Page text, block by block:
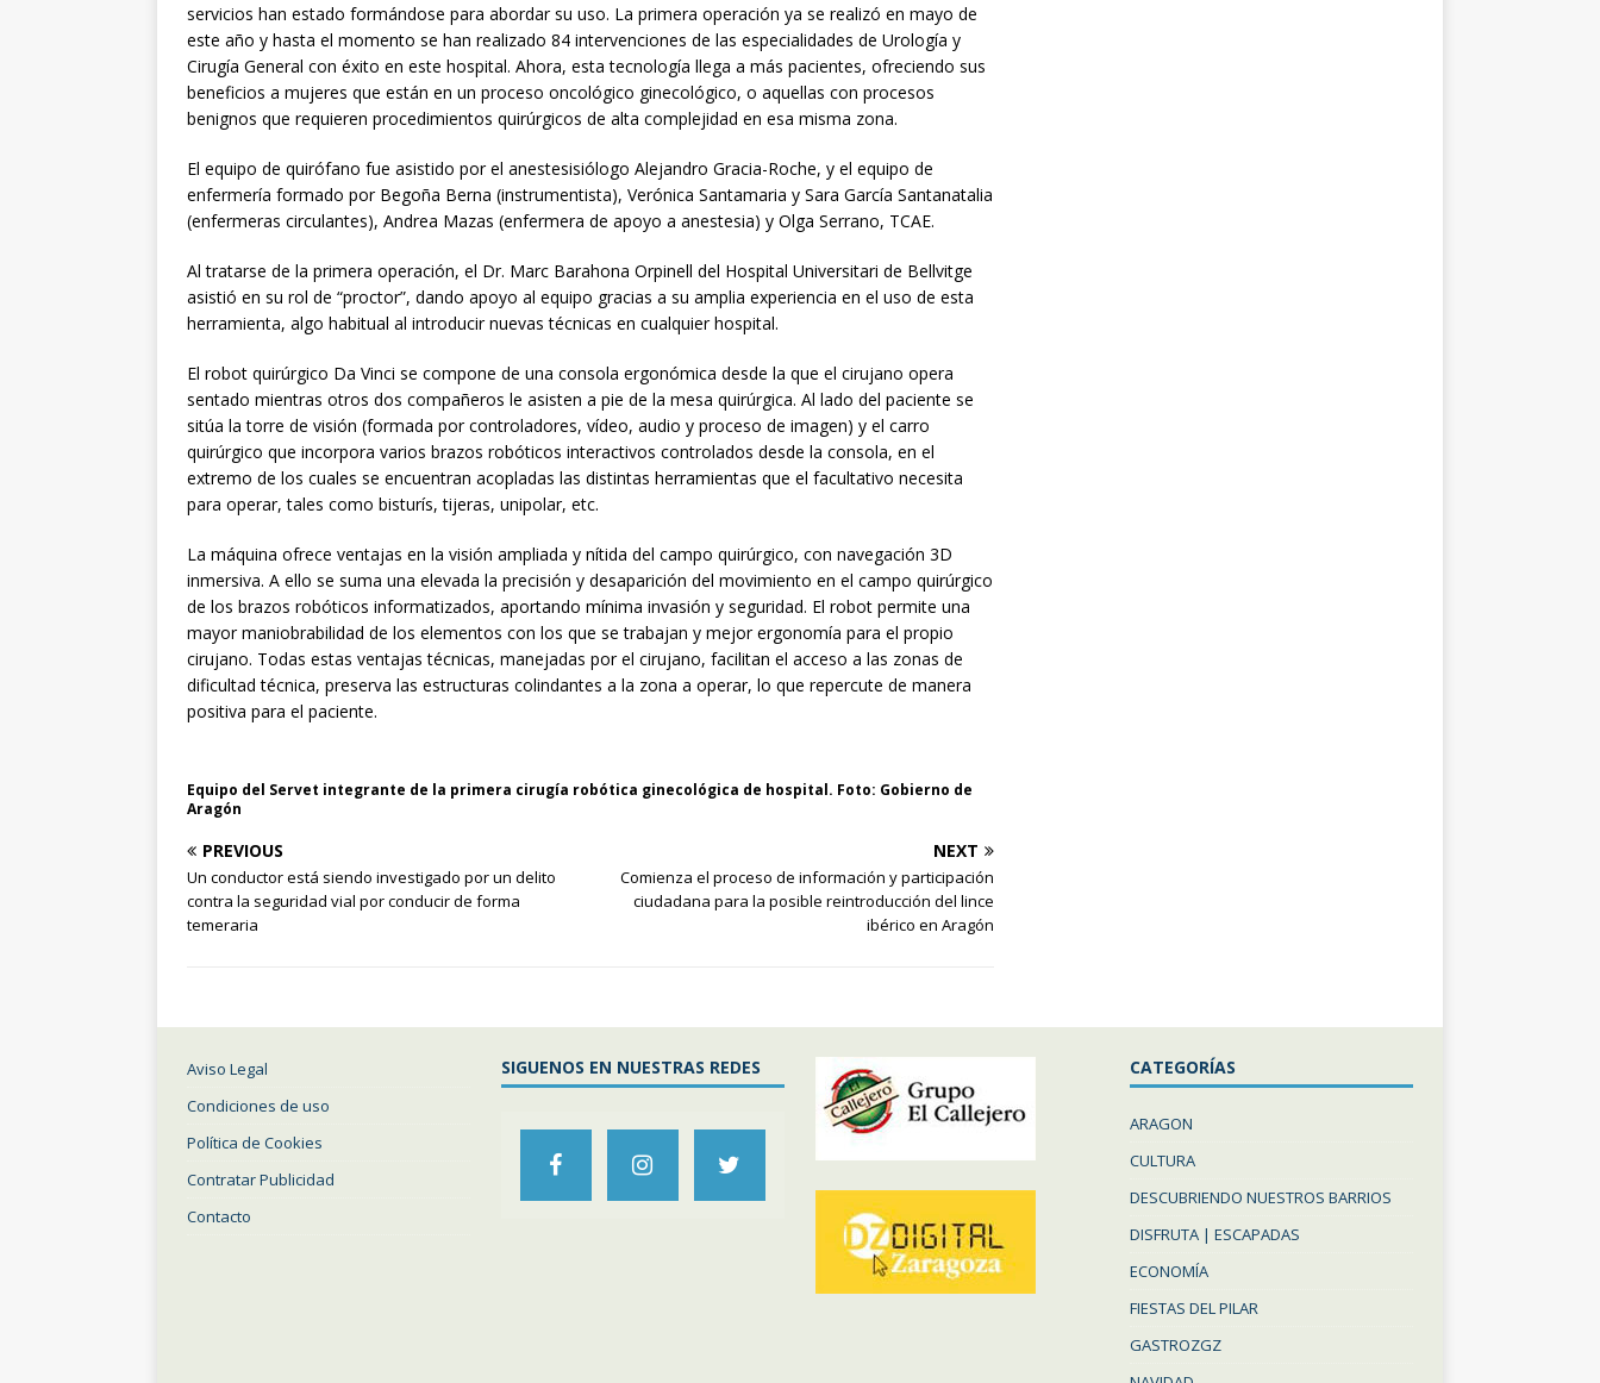
servicios han estado formándose para abordar su uso. La primera operación ya se realizó en mayo de
este año y hasta el momento se han realizado 84 intervenciones de las especialidades de Urología y
Cirugía General con éxito en este hospital. Ahora, esta tecnología llega a más pacientes, ofreciendo sus
beneficios a mujeres que están en un proceso oncológico ginecológico, o aquellas con procesos
benignos que requieren procedimientos quirúrgicos de alta complejidad en esa misma zona.
El equipo de quirófano fue asistido por el anestesisiólogo Alejandro Gracia-Roche, y el equipo de
enfermería formado por Begoña Berna (instrumentista), Verónica Santamaria y Sara García Santanatalia
(enfermeras circulantes), Andrea Mazas (enfermera de apoyo a anestesia) y Olga Serrano, TCAE.
Al tratarse de la primera operación, el Dr. Marc Barahona Orpinell del Hospital Universitari de Bellvitge
asistió en su rol de “proctor”, dando apoyo al equipo gracias a su amplia experiencia en el uso de esta
herramienta, algo habitual al introducir nuevas técnicas en cualquier hospital.
El robot quirúrgico Da Vinci se compone de una consola ergonómica desde la que el cirujano opera
sentado mientras otros dos compañeros le asisten a pie de la mesa quirúrgica. Al lado del paciente se
sitúa la torre de visión (formada por controladores, vídeo, audio y proceso de imagen) y el carro
quirúrgico que incorpora varios brazos robóticos interactivos controlados desde la consola, en el
extremo de los cuales se encuentran acopladas las distintas herramientas que el facultativo necesita
para operar, tales como bisturís, tijeras, unipolar, etc.
La máquina ofrece ventajas en la visión ampliada y nítida del campo quirúrgico, con navegación 3D
inmersiva. A ello se suma una elevada la precisión y desaparición del movimiento en el campo quirúrgico
de los brazos robóticos informatizados, aportando mínima invasión y seguridad. El robot permite una
mayor maniobrabilidad de los elementos con los que se trabajan y mejor ergonomía para el propio
cirujano. Todas estas ventajas técnicas, manejadas por el cirujano, facilitan el acceso a las zonas de
dificultad técnica, preserva las estructuras colindantes a la zona a operar, lo que repercute de manera
positiva para el paciente.
Equipo del Servet integrante de la primera cirugía robótica ginecológica de hospital. Foto: Gobierno de
Aragón
PREVIOUS
Un conductor está siendo investigado por un delito
contra la seguridad vial por conducir de forma
temeraria
NEXT
Comienza el proceso de información y participación
ciudadana para la posible reintroducción del lince
ibérico en Aragón
Aviso Legal
Condiciones de uso
Política de Cookies
Contratar Publicidad
Contacto
SIGUENOS EN NUESTRAS REDES CATEGORÍAS
ARAGON
CULTURA
DESCUBRIENDO NUESTROS BARRIOS
DISFRUTA | ESCAPADAS
ECONOMÍA
FIESTAS DEL PILAR
GASTROZGZ